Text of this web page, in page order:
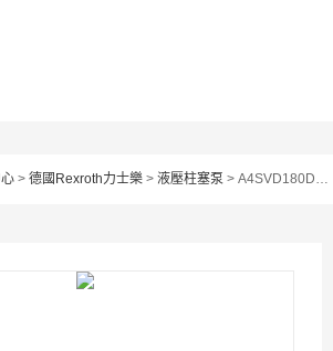
> 德國Rexroth力士樂 > 液壓柱塞泵 > A4SVD180DR力士樂Rexroth柱塞泵